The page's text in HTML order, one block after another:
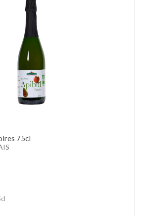
75cl